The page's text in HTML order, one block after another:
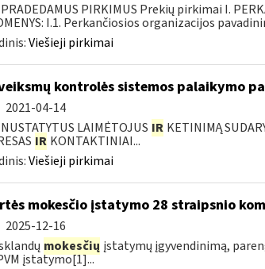
PIRKIMUS Prekių pirkimai I.
I.1. Perkančiosios organizacijos
Viešieji pirkimai
kontrolės sistemos palaikymo
2021-04-14
LAIMĖTOJUS IR KETINIMĄ
IR KONTAKTINIAI...
Viešieji pirkimai
mokesčio įstatymo 28 straipsnio
2025-12-16
mokesčių įstatymų įgyvendinimą,
įstatymo[1]...